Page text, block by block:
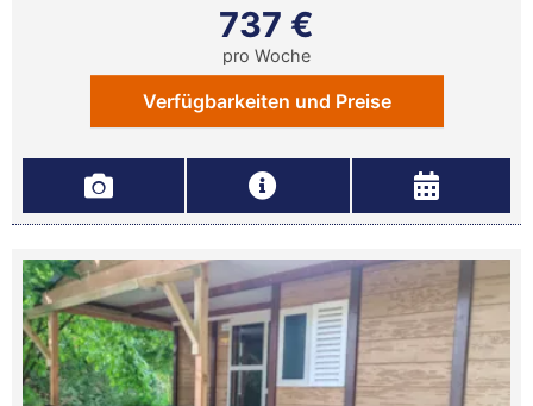
737 €
pro Woche
Verfügbarkeiten und Preise